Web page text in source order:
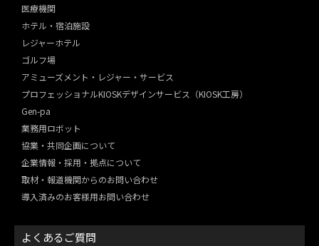
医療機関
ホテル・宿泊施設
レジャーホテル
ゴルフ場
アミューズメント・レジャー・ サービス
プロフェッショナルKIOSKデザインサービス（KIOSK工房）
Gen-pa
業務用ロボット
協業・共同企画について
企業情報・採用・拠点について
取材・報道機関からのお問い合わせ
導入済みのお客様用お問い合わせ
よくあるご質問